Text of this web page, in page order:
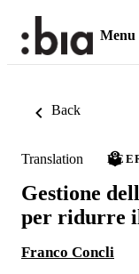
Menu
Back
Translation
Gestione
per ridurre
Franco Concli